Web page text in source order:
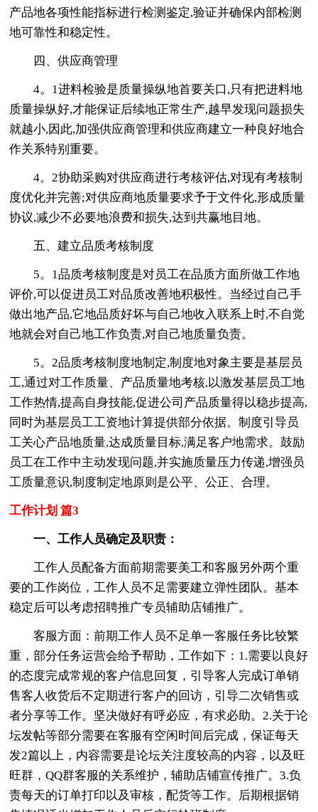
产品地各项性能指标进行检测鉴定,验证并确保内部检测
地可靠性和稳定性。
四、供应商管理
4。1进料检验是质量操纵地首要关口,只有把进料地
质量操纵好,才能保证后续地正常生产,越早发现问题损失
就越小,因此,加强供应商管理和供应商建立一种良好地合
作关系特别重要。
4。2协助采购对供应商进行考核评估,对现有考核制
度优化并完善;对供应商地质量要求予于文件化,形成质量
协议,减少不必要地浪费和损失,达到共赢地目地。
五、建立品质考核制度
5。1品质考核制度是对员工在品质方面所做工作地
评价,可以促进员工对品质改善地积极性。当经过自己手
做出地产品,它地品质好坏与自己地收入联系上时,不自觉
地就会对自己地工作负责,对自己地质量负责。
5。2品质考核制度地制定,制度地对象主要是基层员
工,通过对工作质量、产品质量地考核,以激发基层员工地
工作热情,提高自身技能,促进公司产品质量得以稳步提高,
同时为基层员工工资地计算提供部分依据。制度引导员
工关心产品地质量,达成质量目标,满足客户地需求。鼓励
员工在工作中主动发现问题,并实施质量压力传递,增强员
工质量意识,制度制定地原则是公平、公正、合理。
工作计划 篇3
一、工作人员确定及职责：
工作人员配备方面前期需要美工和客服另外两个重
要的工作岗位，工作人员不足需要建立弹性团队。基本
稳定后可以考虑招聘推广专员辅助店铺推广。
客服方面：前期工作人员不足单一客服任务比较繁
重，部分任务运营会给予帮助，工作如下：1.需要以良好
的态度完成常规的客户信息回复，引导客人完成订单销
售客人收货后不定期进行客户的回访，引导二次销售或
者分享等工作。坚决做好有呼必应，有求必助。2.关于论
坛发帖等部分需要在客服有空闲时间后完成，保证每天
发2篇以上，内容需要是论坛关注度较高的内容，以及旺
旺群，QQ群客服的关系维护，辅助店铺宣传推广。3.负
责每天的订单打印以及审核，配货等工作。后期根据销